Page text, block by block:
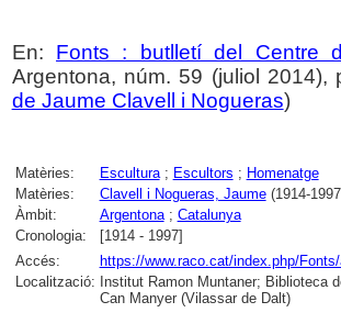
En: Fonts : butlletí del Centre
Argentona, núm. 59 (juliol 2014),
de Jaume Clavell i Nogueras)
Matèries: Escultura; Escultors ; Homenatge
Matèries:
Clavell i Nogueras, Jaume(1914-
Àmbit:
Argentona; Catalunya
Cronologia:
[1914 - 1997]
Accés:
https://www.raco.cat/index.php/
Localització: Institut Ramon Muntaner; Biblioteca
Can Manyer (Vilassar de Dalt)